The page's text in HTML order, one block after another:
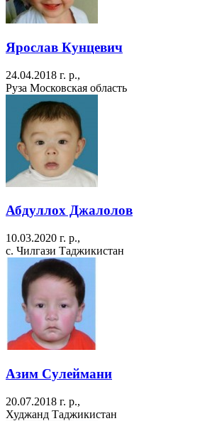
Ярослав Кунцевич
24.04.2018 г. р.,
Руза Московская область
Абдуллох Джалолов
10.03.2020 г. р.,
с. Чилгази Таджикистан
Азим Сулеймани
20.07.2018 г. р.,
Худжанд Таджикистан